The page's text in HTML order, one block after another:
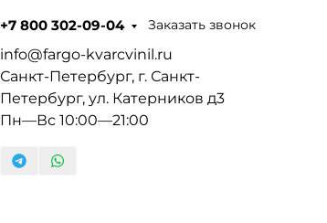
+7 800 302-09-04 Заказать звонок
info@fargo-kvarcvinil.ru
Санкт-Петербург, г. Санкт-
Петербург, ул. Катерников д3
Пн—Вс 10:00—21:00